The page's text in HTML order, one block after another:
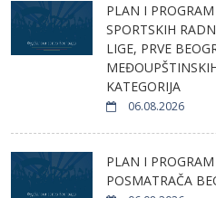
PLAN I
SPORTSKIH
LIGE, PRVE
KATEGORIJA
06.08.2026
PLAN I
POSMATRAČA